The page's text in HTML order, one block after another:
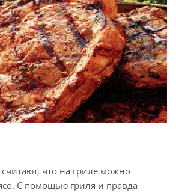
что на гриле можно
С помощью гриля и правда